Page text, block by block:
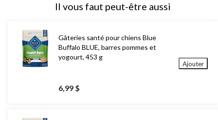
Il vous faut peut-être aussi
Gâteries santé pour chiens Blue
Buffalo BLUE, barres pommes et
yogourt, 453 g
6,99 $
Ajouter